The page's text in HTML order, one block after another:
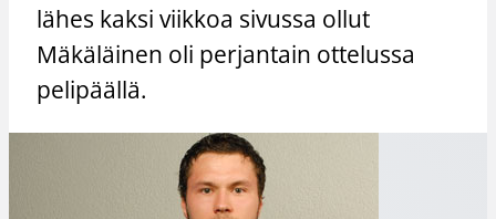
lähes kaksi viikkoa sivussa ollut
Mäkäläinen oli perjantain ottelussa
pelipäällä.